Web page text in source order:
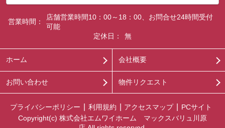
営業時間：
店舗営業時間10：00～18：00、お問合せ24時間受付
可能
定休日：
無
ホーム 会社概要
お問い合わせ 物件リクエスト
プライバシーポリシー 利用規約 アクセスマップ
PCサイト
Copyright(c) 株式会社エムワイホーム マックスバリュ川原